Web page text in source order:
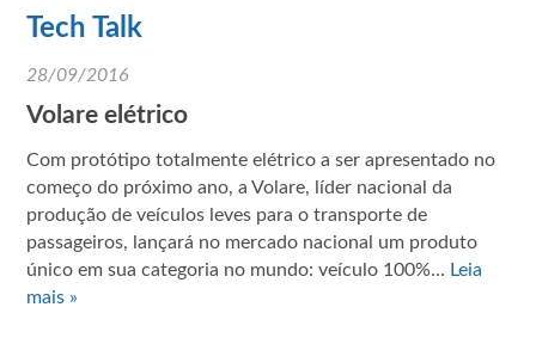
Tech Talk
28/09/2016
Volare elétrico
Com protótipo totalmente elétrico a ser apresentado no
começo do próximo ano, a Volare, líder nacional da
produção de veículos leves para o transporte de
passageiros, lançará no mercado nacional um produto
único em sua categoria no mundo: veículo 100%… Leia
mais »